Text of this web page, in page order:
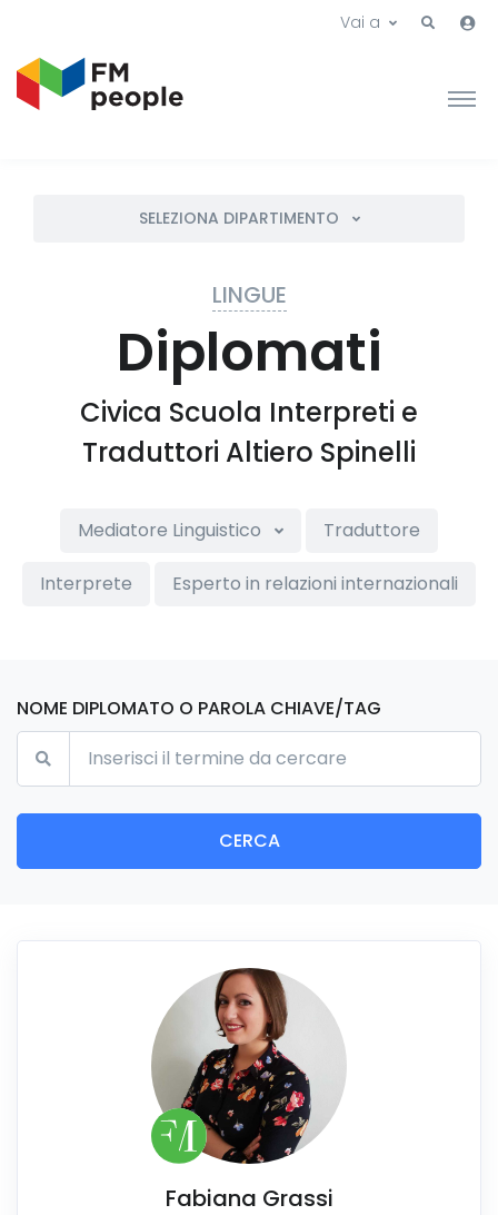
Vai a
SELEZIONA DIPARTIMENTO
LINGUE
Diplomati
Civica Scuola Interpreti e
Traduttori Altiero Spinelli
Mediatore Linguistico Traduttore
Interprete Esperto in relazioni internazionali
NOME DIPLOMATO O PAROLA CHIAVE/TAG
CERCA
Fabiana Grassi